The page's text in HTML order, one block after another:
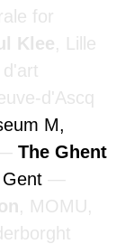
for
Klee, Lille
d'Ascq
M,
The Ghent
, MOMU,